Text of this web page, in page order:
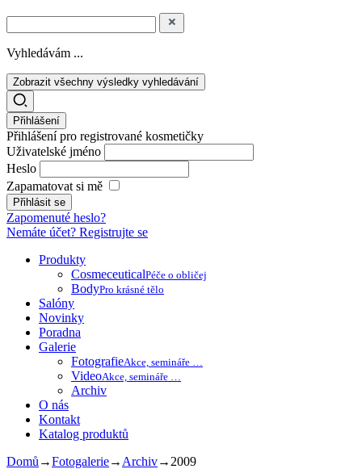
Vyhledávám ...
Zobrazit všechny výsledky vyhledávání
Přihlášení
Přihlášení pro registrované kosmetičky
Uživatelské jméno
Heslo
Zapamatovat si mě
Zapomenuté heslo?
Nemáte účet? Registrujte se
Produkty
CosmeceuticalPéče o obličej
BodyPro krásné tělo
Salóny
Novinky
Poradna
Galerie
FotografieAkce, semináře …
VideoAkce, semináře …
Archiv
O nás
Kontakt
Katalog produktů
Domů →Fotogalerie→ Archiv→ 2009